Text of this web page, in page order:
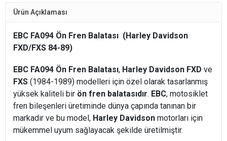
Ürün Açıklaması
EBC FA094 Ön Fren Balatası (Harley Davidson
FXD/FXS 84-89)
EBC FA094 Ön Fren Balatası, Harley Davidson FXD ve
FXS (1984-1989) modelleri için özel olarak tasarlanmış
yüksek kaliteli bir ön fren balatasıdır. EBC, motosiklet
fren bileşenleri üretiminde dünya çapında tanınan bir
markadır ve bu model, Harley Davidson motorları için
mükemmel uyum sağlayacak şekilde üretilmiştir.